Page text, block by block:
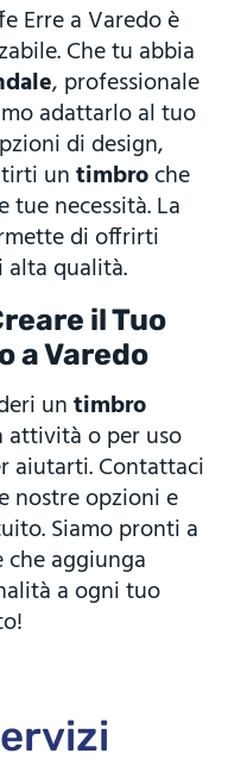
Erre a Varedo è
Che tu abbia
, professionale
adattarlo al tuo
di design,
untimbroche
necessità. La
di offrirti
alta qualità.
il Tuo
a Varedo
untimbro
o per uso
aiutarti. Contattaci
nostre opzioni e
Siamo pronti a
che aggiunga
a ogni tuo